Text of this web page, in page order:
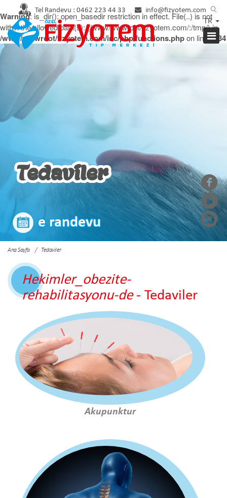
Warning: is_dir(): open_basedir restriction in effect. File(..) is not
within the allowed path(s): (/www/wwwroot/fizyotem.com/:/tmp/) in
/www/wwwroot/fizyotem.com/inc/php/functions.phpon line2934
Tel Randevu : 0462 223 44 33 info@fizyotem.com
TR
Tedaviler
e randevu
Ana Sayfa Tedaviler
Hekimler_obezite-
rehabilitasyonu-de- Tedaviler
Akupunktur